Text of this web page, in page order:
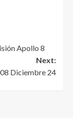
Apollo 8
Next:
Diciembre 24